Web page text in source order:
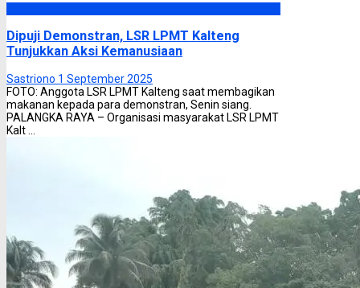
Dipuji Demonstran, LSR LPMT Kalteng
Tunjukkan Aksi Kemanusiaan
Sastriono 1 September 2025
FOTO: Anggota LSR LPMT Kalteng saat membagikan
makanan kepada para demonstran, Senin siang.
PALANGKA RAYA – Organisasi masyarakat LSR LPMT
Kalt ...